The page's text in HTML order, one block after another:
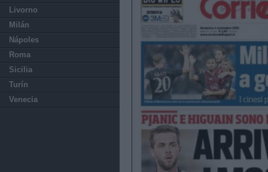
Livorno
Milán
Nápoles
Roma
Sicilia
Turín
Venecia